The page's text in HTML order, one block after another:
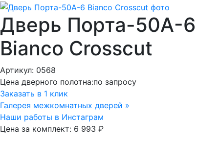
Дверь Порта-50А-6
Bianco Crosscut
Артикул: 0568
Цена дверного полотна:по запросу
Заказать в 1 клик
Галерея межкомнатных дверей »
Наши работы в Инстаграм
Цена за комплект: 6 993 ₽